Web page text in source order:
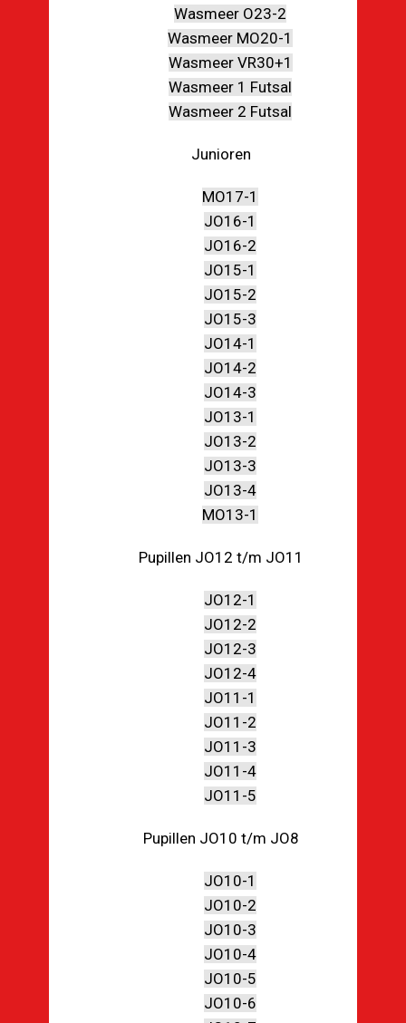
Wasmeer O23-2
Wasmeer MO20-1
Wasmeer VR30+1
Wasmeer 1 Futsal
Wasmeer 2 Futsal
Junioren
MO17-1
JO16-1
JO16-2
JO15-1
JO15-2
JO15-3
JO14-1
JO14-2
JO14-3
JO13-1
JO13-2
JO13-3
JO13-4
MO13-1
Pupillen JO12 t/m JO11
JO12-1
JO12-2
JO12-3
JO12-4
JO11-1
JO11-2
JO11-3
JO11-4
JO11-5
Pupillen JO10 t/m JO8
JO10-1
JO10-2
JO10-3
JO10-4
JO10-5
JO10-6